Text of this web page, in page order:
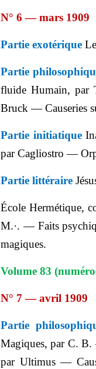
N° 6 — mars 1909
Partie exotérique
Partie
fluide Humain, par
Bruck — Causeries
Partie initiatique
par Cagliostro —
Partie littéraire
École Hermétique,
M.·. — Faits
magiques.
Volume 83
N° 7 — avril 1909
Partie
Magiques, par C.
par Ultimus—